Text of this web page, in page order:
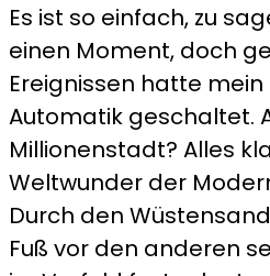
Es ist so einfach, zu
einen Moment, doch
Ereignissen hatte
Automatik geschaltet.
Millionenstadt? Alles
Weltwunder der
Durch den
Fuß vor den anderen